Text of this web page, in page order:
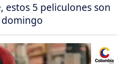
estos 5 peliculones son